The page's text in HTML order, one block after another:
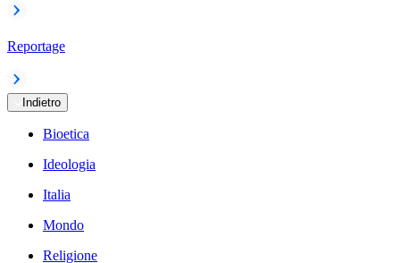
Reportage
Indietro
Bioetica
Ideologia
Italia
Mondo
Religione